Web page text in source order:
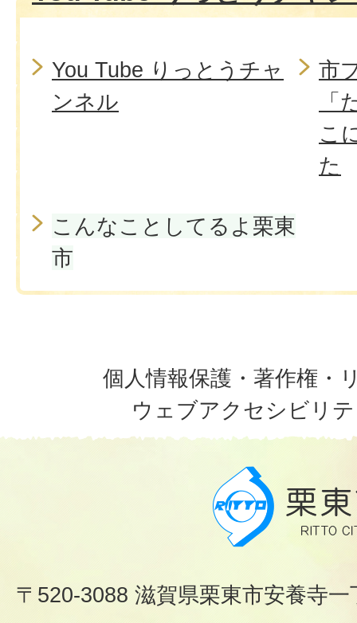
You Tube りっとうチャ
ンネル
市
「
こ
た
こんなことしてるよ栗東
市
個人情報保護・著作権・
ウェブアクセシビリ
〒520-3088 滋賀県栗東市安養寺